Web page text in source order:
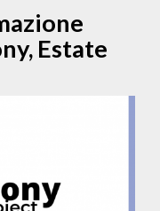
Estate